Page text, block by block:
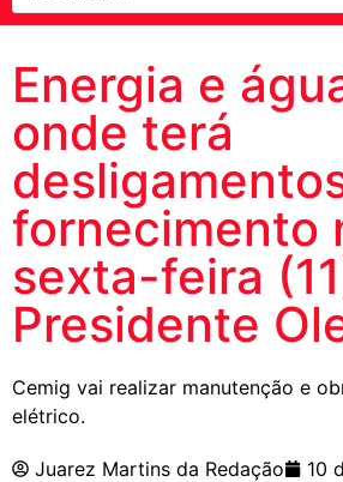
Energia e
onde terá
fornecimento
sexta-feira
Presidente
Cemig vai realizar manutenção e
elétrico.
Juarez Martins da Redação 10